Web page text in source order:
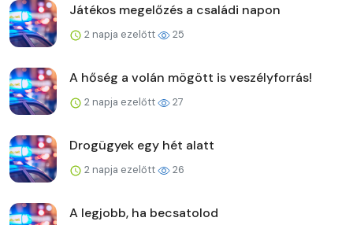
Játékos megelőzés a családi napon
2 napja ezelőtt 25
A hőség a volán mögött is veszélyforrás!
2 napja ezelőtt 27
Drogügyek egy hét alatt
2 napja ezelőtt 26
A legjobb, ha becsatolod